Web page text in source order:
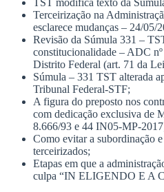
Terceirização na
esclarece mudanças – 24/05/
Revisão da Súmula 331 –
constitucionalidade – ADC
Distrito Federal (art. 71 da
Súmula – 331 TST alterada
Tribunal Federal-STF;
A figura do preposto nos
com dedicação exclusiva de
8.666/93 e 44 IN05-MP-
Como evitar a subordinação
terceirizados;
Etapas em que a
culpa “IN ELIGENDO E A